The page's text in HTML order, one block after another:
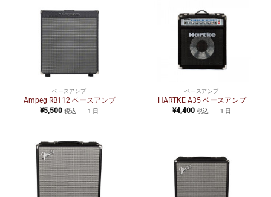
ベースアンプ
Ampeg RB112 ベースアンプ
¥5,500 税込 1 日
ベースアンプ
HARTKE A35 ベースアンプ
¥4,400 税込 1 日